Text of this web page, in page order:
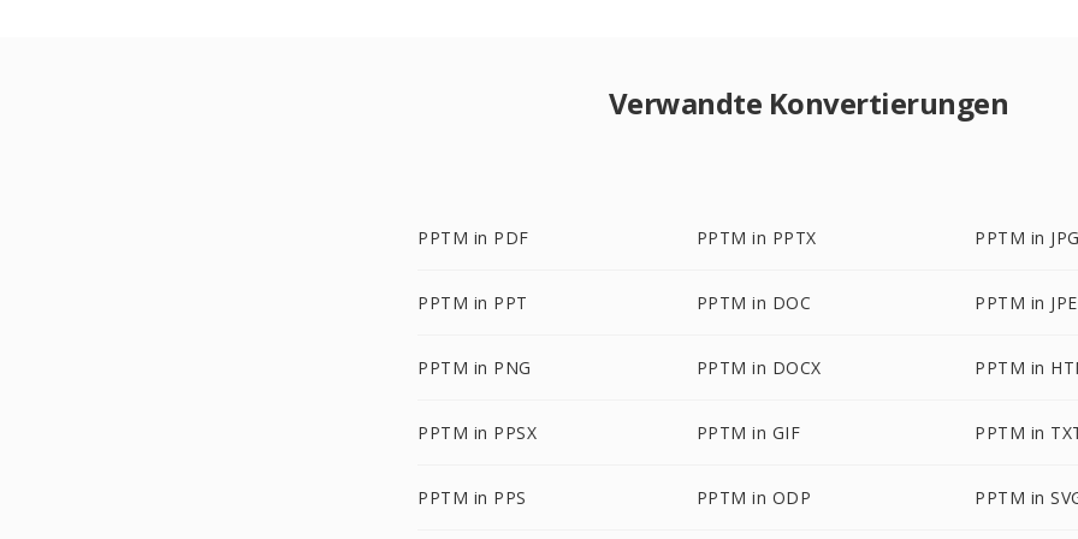
Verwandte Konvertierungen
PPTM in PDF PPTM in PPTX PPTM in JPG
PPTM in PPT PPTM in DOC PPTM in
PPTM in PNG PPTM in DOCX PPTM in
PPTM in PPSX PPTM in GIF PPTM in
PPTM in PPS PPTM in ODP PPTM in